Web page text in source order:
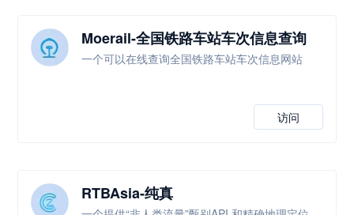
Moerail-全国铁路车站车次信息查询
一个可以在线查询全国铁路车站车次信息网站
访问
RTBAsia-纯真